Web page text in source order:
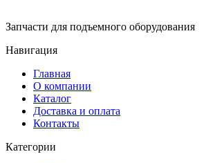
Запчасти для подъемного оборудования
Навигация
Главная
О компании
Каталог
Доставка и оплата
Контакты
Категории